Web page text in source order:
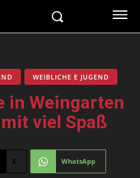
WEIBLICHE E JUGEND
in Weingarten
viel Spaß
X WhatsApp